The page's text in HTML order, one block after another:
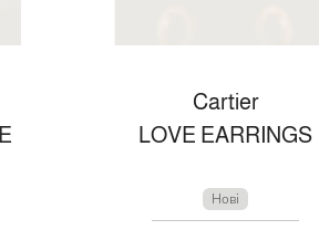
Cartier
LOVE EARRINGS
Нові